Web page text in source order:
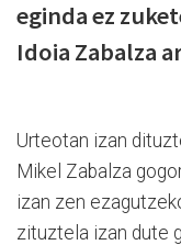
eginda ez
Idoia Zabalza
Urteotan izan
Mikel Zabalza
izan zen
zituztela izan dute